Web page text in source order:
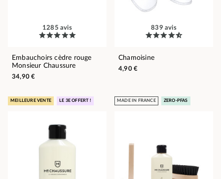
1285 avis
Embauchoirs cèdre rouge
Monsieur Chaussure
34,90 €
839 avis
Chamoisine
4,90 €
MEILLEURE VENTE LE 3E OFFERT ! MADE IN FRANCE ZERO-PFAS